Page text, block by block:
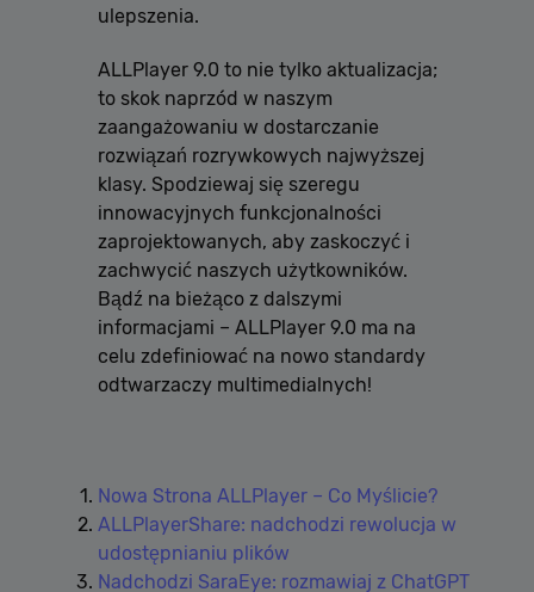
ulepszenia.
ALLPlayer 9.0 to nie tylko aktualizacja;
to skok naprzód w naszym
zaangażowaniu w dostarczanie
rozwiązań rozrywkowych najwyższej
klasy. Spodziewaj się szeregu
innowacyjnych funkcjonalności
zaprojektowanych, aby zaskoczyć i
zachwycić naszych użytkowników.
Bądź na bieżąco z dalszymi
informacjami – ALLPlayer 9.0 ma na
celu zdefiniować na nowo standardy
odtwarzaczy multimedialnych!
Nowa Strona ALLPlayer – Co Myślicie?
ALLPlayerShare: nadchodzi rewolucja w
udostępnianiu plików
Nadchodzi SaraEye: rozmawiaj z ChatGPT